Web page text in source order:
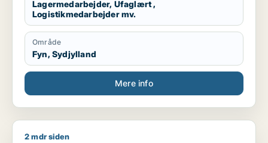
Lagermedarbejder, Ufaglært ,
Logistikmedarbejder mv.
Område
Fyn, Sydjylland
Mere info
Kayla søger job som receptionist / tjener / cafémedarbejder
2 mdr siden